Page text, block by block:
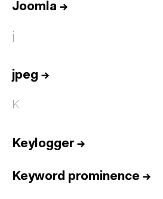
Joomla →
j
jpeg →
K
Keylogger→
Keyword prominence →